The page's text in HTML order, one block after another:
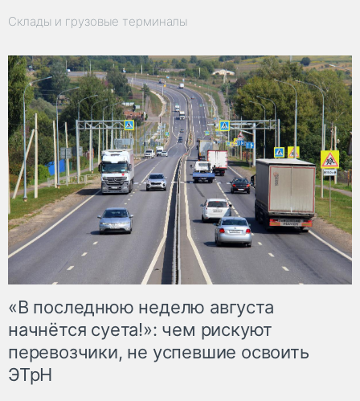
Склады и грузовые терминалы
«В последнюю неделю августа
начнётся суета!»: чем рискуют
перевозчики, не успевшие освоить
ЭТрН